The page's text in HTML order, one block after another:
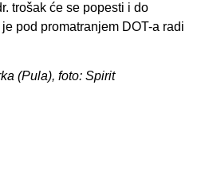
trošak će se popesti i do
pod promatranjem DOT-a radi
(Pula), foto: Spirit